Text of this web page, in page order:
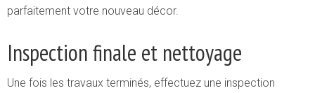
parfaitement votre nouveau décor.
Inspection finale et nettoyage
Une fois les travaux terminés, effectuez une inspection